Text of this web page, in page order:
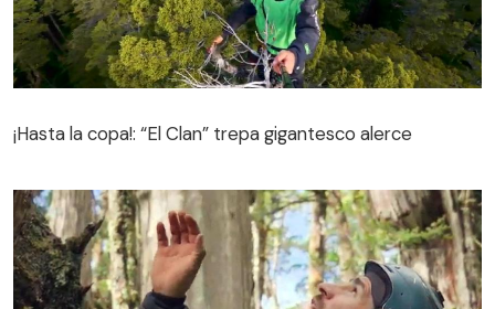
¡Hasta la copa!: “El Clan” trepa gigantesco alerce